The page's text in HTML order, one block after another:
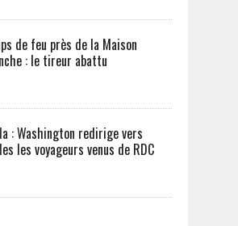
de feu près de la Maison
: le tireur abattu
: Washington redirige vers
les voyageurs venus de RDC